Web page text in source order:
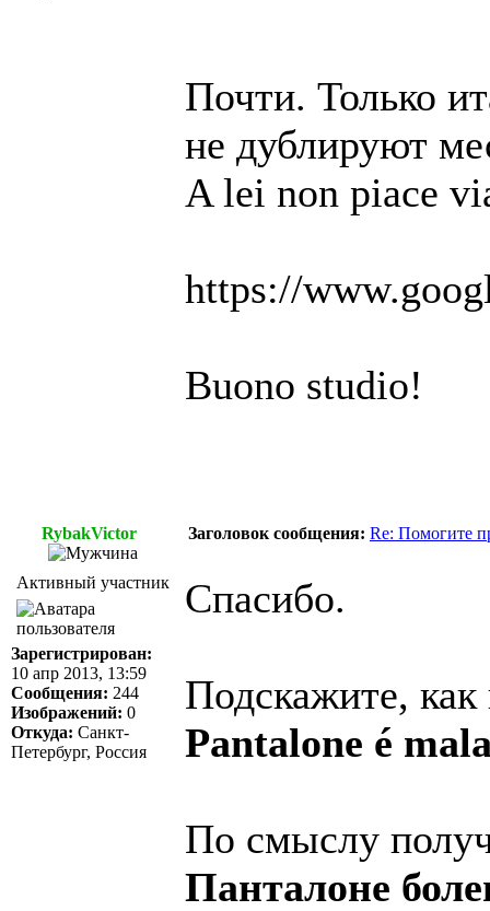
Почти. Только
не дублируют
A lei non piace
https://
Buono studio!
RybakVictor Заголовок сообщения: Re: Помогите
Активный участник
Зарегистрирован:
10 апр 2013, 13:59
Сообщения: 244
Изображений: 0
Откуда: Санкт-
Петербург, Россия
Спасибо.
Подскажите, как
Pantalone é
По смыслу
Панталоне